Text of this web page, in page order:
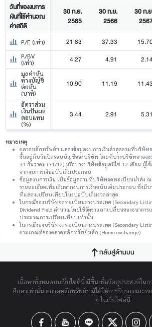
วันที่ของงบการ
เงินที่ใช้คำนวณ
ค่าสถิติ
30 ก.ย.
2565
30 ก.ย.
2566
30 ก.
P/E (เท่า) 21.83 37.33
P/BV
(เท่า)
4.27 4.91
มูลค่าหุ้น
ทางบัญชี
ต่อหุ้น
(บาท)
10.90 11.19 11.43
อัตราส่วน
เงินปันผล
ตอบแทน
(%)
3.44 2.91 5.31
หมายเหตุ
ตลาดหลักทรัพย์ฯ แสดงข้อมูลงบการเงินล่าสุดตามที่บริษัท
ขึ้นอยู่กับวันปิดรอบบัญชีของบริษัท โดยที่บางบริษัทอาจจ
31 ธันวาคม (31/12) หรือบางบริษัทข้อมูลมิใช่ 12 เดือน ผู้ใ
จากงบการเงินฉบับเต็มประกอบ
ข้อมูลงบการเงิน เป็นข้อมูลตามที่บริษัทจดทะเบียนนำส่ง
รายละเอียดเพิ่มเติมจากงบการเงินฉบับเต็มประกอบ ซึ่งมี
ที่แสดงเปรียบเทียบในงบฉบับเต็มงวดล่าสุด
ในกรณีของบริษัทจดทะเบียนต่างประเทศ (Secondary
Dividend Yield คำนวณโดยใช้อัตราแลกเปลี่ยนของธนาคา
ประมาณการเปรียบเทียบเท่านั้น
ในกรณีของบริษัทจดทะเบียนต่างประเทศ (Secondary
ตามเกณฑ์ของตลาดหลักทรัพย์หลัก (Home exchange)
กลับสู่ด้านบน
เนื้อหาทั้งหมดบนเว็บไซต์นี้ มีขึ้นเพื่อวัตถุประสงค์ในก
ศึกษาเท่านั้น ตลาดหลักทรัพย์ฯ มิได้ให้การรับรองและข
ๆ ในเว็บไซต์นี้